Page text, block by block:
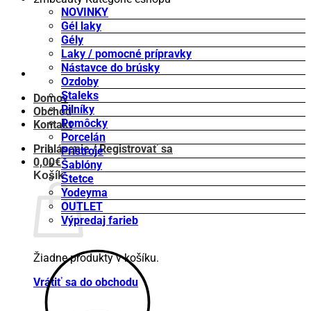
Domov
Obchod
Kontakt
Prihlásenie / Registrovať sa
0,00€
Košík
Žiadne produkty v košíku.
Vrátiť sa do obchodu
NOVINKY
Gél laky
Gély
Laky / pomocné prípravky
Nástavce do brúsky
Ozdoby
Staleks
Pilníky
Pomôcky
Porcelán
Prístroje
Šablóny
Štetce
Yodeyma
OUTLET
Výpredaj farieb